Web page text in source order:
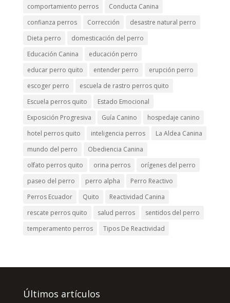
comportamiento perros
Conducta Canina
confianza perros
Corrección
desastre natural perro
Dieta perro
domesticación del perro
Educación Canina
educación perro
educar perro quito
entender perro
erupción perro
escoger perro
escuela de rastro perros quito
Escuela perros quito
Estado Emocional
Exposición Progresiva
Guía Canino
hospedaje canino
hotel perros quito
inteligencia perros
La Aldea Canina
mundo del perro
Obediencia Canina
olfato perros quito
orina perros
orígenes del perro
paseo del perro
perro alpha
Perro Reactivo
Perros Ecuador
Quito
Reactividad Canina
rescate perros quito
salud perros
sentidos del perro
temperamento perros
Tipos De Reactividad
Últimos artículos